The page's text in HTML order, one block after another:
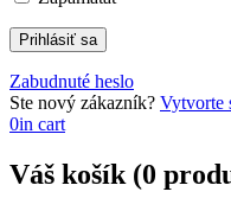
Zabudnuté heslo
Ste nový zákazník? Vytvorte
0in cart
Váš košík (0